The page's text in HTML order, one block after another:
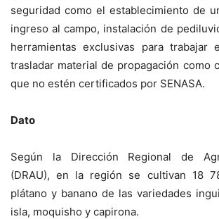
seguridad como el establecimiento de
ingreso al campo, instalación de
herramientas exclusivas para trabajar
trasladar material de propagación como
que no estén certificados por SENASA.
Dato
Según la Dirección Regional de
(DRAU), en la región se cultivan 18
plátano y banano de las variedades
isla, moquisho y capirona.